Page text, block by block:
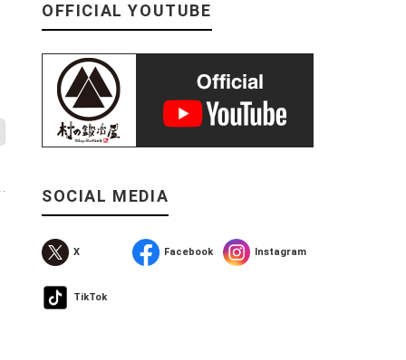
OFFICIAL YOUTUBE
SOCIAL MEDIA
X Facebook Instagram
TikTok